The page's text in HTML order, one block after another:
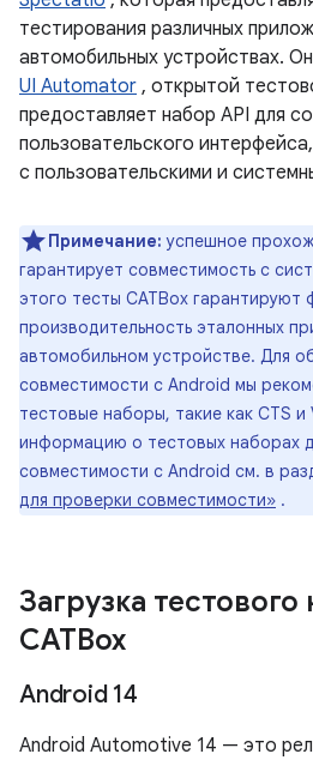
тестирования различных
автомобильных устройствах.
UI Automator , открытой
предоставляет набор API для
пользовательского
с пользовательскими и
Примечание: успешное
гарантирует совместимость с
этого тесты CATBox гарантируют
производительность эталонных
автомобильном устройстве. Для
совместимости с Android мы
тестовые наборы, такие как CTS
информацию о тестовых наборах
совместимости с Android см. в
для проверки совместимости» .
Загрузка тестового
CATBox
Android 14
Android Automotive 14 — это